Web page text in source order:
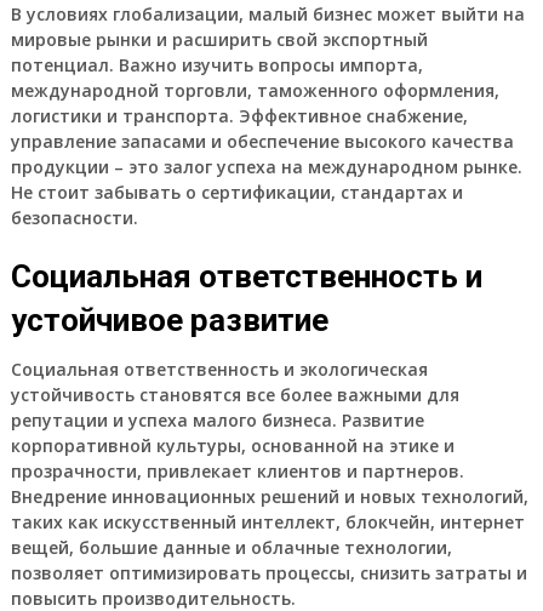
В условиях глобализации, малый бизнесможет выйти на
мировые рынки и расширить свой экспортный
потенциал. Важно изучить вопросы импорта,
международной торговли, таможенного оформления,
логистики и транспорта. Эффективное снабжение,
управление запасами и обеспечение высокого качества
продукции – это залог успеха на международном рынке.
Не стоит забывать о сертификации, стандартахи
безопасности.
Социальная ответственность и
устойчивое развитие
Социальная ответственностьи экологическая
устойчивостьстановятся все более важными для
репутации и успеха малого бизнеса. Развитие
корпоративной культуры, основанной на этикеи
прозрачности, привлекает клиентов и партнеров.
Внедрение инновационных решений и новых технологий,
таких как искусственный интеллект, блокчейн, интернет
вещей, большие данныеи облачные технологии,
позволяет оптимизировать процессы, снизить затраты и
повысить производительность.